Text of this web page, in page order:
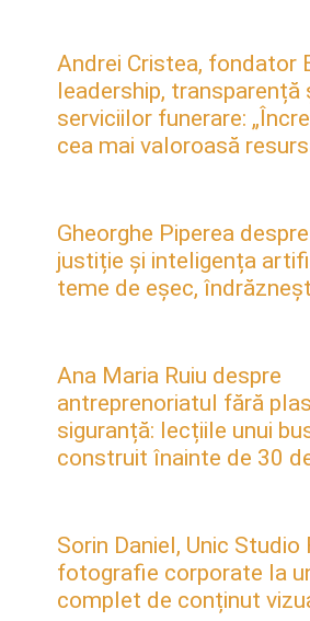
Andrei Cristea, fondator
leadership, transparență
serviciilor funerare:
cea mai valoroasă
Gheorghe Piperea
justiție și inteligența
teme de eșec,
Ana Maria Ruiu despre
antreprenoriatul fără
siguranță: lecțiile unui
construit înainte de 30
Sorin Daniel, Unic Studio
fotografie corporate la
complet de conținut